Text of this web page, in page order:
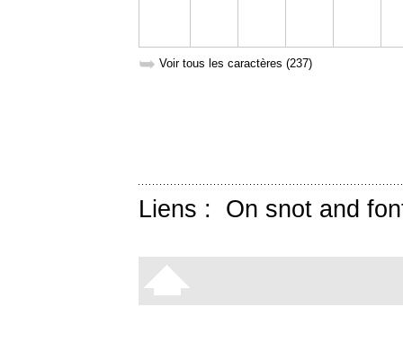
➥ Voir tous les caractères (237)
Liens : On snot and